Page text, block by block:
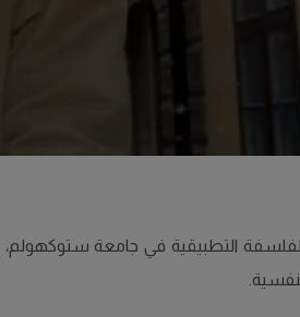
الفلسفة التطبيقية في جامعة